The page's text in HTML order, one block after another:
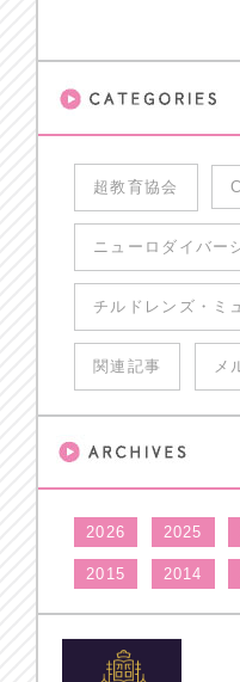
超教育協会
ニューロダイバー
チルドレンズ・ミ
関連記事 メ
2026 2025
2015 2014